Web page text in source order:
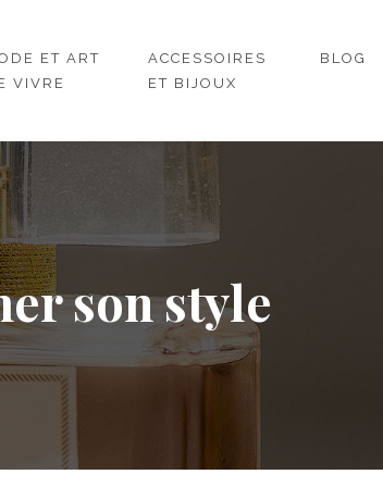
ET ART
VIVRE
ACCESSOIRES
ET BIJOUX
BLOG
son style